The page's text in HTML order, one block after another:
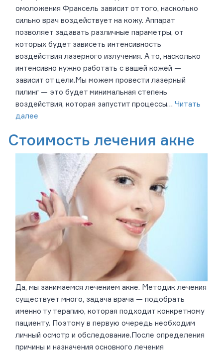
омоложения Фраксель зависит от того, насколько
сильно врач воздействует на кожу. Аппарат
позволяет задавать различные параметры, от
которых будет зависеть интенсивность
воздействия лазерного излучения. А то, насколько
интенсивно нужно работать с вашей кожей —
зависит от цели.Мы можем провести лазерный
пилинг — это будет минимальная степень
воздействия, которая запустит процессы… Читать
далее
Стоимость лечения акне
Да, мы занимаемся лечением акне. Методик лечения
существует много, задача врача — подобрать
именно ту терапию, которая подходит конкретному
пациенту. Поэтому в первую очередь необходим
личный осмотр и обследование.После определения
причины и назначения основного лечения